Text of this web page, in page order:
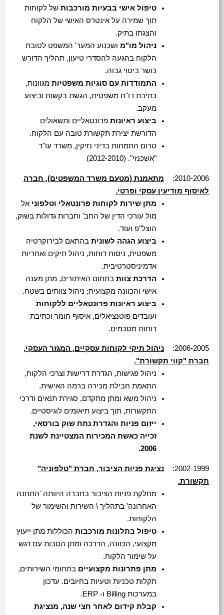
טיפול אישי בבעיות מורכבות של לקוחות
תוך שמירה על אינטרס האישי של הלקוח
והצגתו בתיק.
ניהול מו"מ ושכנוע המער' המשפט לטובת
הלקוח בהגעה להסדרי טיעון, תהליך הדורש
כושר ביטוי גבוה.
התמודדות עם סוגיות משפטיות מגוונות,
כתיבת דו"ח משפטית, הגשת בקשות וביצוע
מעקב.
ביצוע ראיונות פרונטאליים ותשאולים
הדורשת יצירת תקשורת טובה עם הלקוח.
טרום התמחות בדיני נזיקין, משרד עו"ד
"אשכנזי". (2012-2010)
2010-2006:
מתאמנת (מטעם משרד המשפטים), חברה
לאיסוף מודיעין עסקי ופרטי.
מתן שירות לקוחות פרונטאלי וטלפוני אל
מול עורכי הדין של החב' וחברות גדולות בשוק,
הוצל"פ ועוד.
ביצוע הגהה לשונית בהתאם לבירוקרטיה
משפטית, ניסוח דוחות, ניהול תיקים ואחריות
אדמיניסטרטיבית.
הדרכת צוות בתחום האיתורים, מתן מענה
אישי והכוונה מקצועית; ניהול צוותים בשטח.
ביצוע ראיונות פרונטאליים ללקוחות
ועובדים פוטנציאלים, איסוף חומר וכתיבת
דוחות מסכמים.
2006-2005:
ניהול תיקי לקוחות עסקיים, המגזר העסקי,
חברת "קווי תקשורת".
ניהול פגישות, הגדרת דרישות וצרכי הלקוח,
התאמת חבילת מכירה ברמה האישית.
ניהול משא ומתן מתקדם, סגירת תנאים ודרכי
התקשרות, תוך ביצוע תיאומים לוגיסטיים.
ייזום פניות והגדרת נתח שוק בורסאי,
זכייה כאשת המכירות המצטיינת לשנת
2006.
2002-1999:
נציגת פניות הציבור, חברת "טלפוניה"
תקשורת.
מחלקת פניות הציבור בחברה היוותה 'התחנה
האחרונה' בתהליך \ השירות והשימור של
הלקוחות.
טיפול בתלונות מורכבות הכוללות מתן ייעוץ
מקצועי, הכוונה, הדרכה ומתן הטבות עם דגש
על שימור הלקוח.
מתן פתרונות מקצועיים בתחומי השירותים,
תקלות טכניות וטעיות בחיובים. עדכון
במערכות Billing ו- ERP.
קבלת קידום לאחר חצי שנה, מנציגת